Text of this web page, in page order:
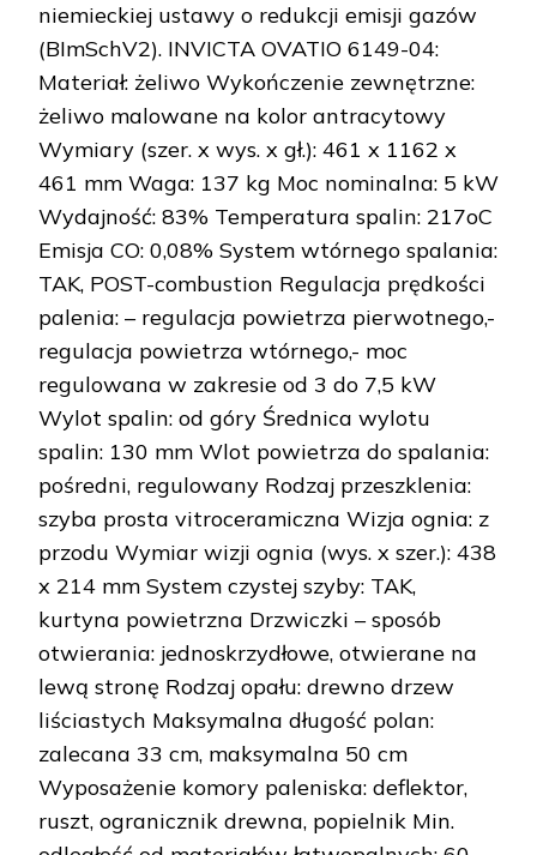
niemieckiej ustawy o redukcji emisji gazów
(BImSchV2). INVICTA OVATIO 6149-04:
Materiał: żeliwo Wykończenie zewnętrzne:
żeliwo malowane na kolor antracytowy
Wymiary (szer. x wys. x gł.): 461 x 1162 x
461 mm Waga: 137 kg Moc nominalna: 5 kW
Wydajność: 83% Temperatura spalin: 217oC
Emisja CO: 0,08% System wtórnego spalania:
TAK, POST-combustion Regulacja prędkości
palenia: – regulacja powietrza pierwotnego,-
regulacja powietrza wtórnego,- moc
regulowana w zakresie od 3 do 7,5 kW
Wylot spalin: od góry Średnica wylotu
spalin: 130 mm Wlot powietrza do spalania:
pośredni, regulowany Rodzaj przeszklenia:
szyba prosta vitroceramiczna Wizja ognia: z
przodu Wymiar wizji ognia (wys. x szer.): 438
x 214 mm System czystej szyby: TAK,
kurtyna powietrzna Drzwiczki – sposób
otwierania: jednoskrzydłowe, otwierane na
lewą stronę Rodzaj opału: drewno drzew
liściastych Maksymalna długość polan:
zalecana 33 cm, maksymalna 50 cm
Wyposażenie komory paleniska: deflektor,
ruszt, ogranicznik drewna, popielnik Min.